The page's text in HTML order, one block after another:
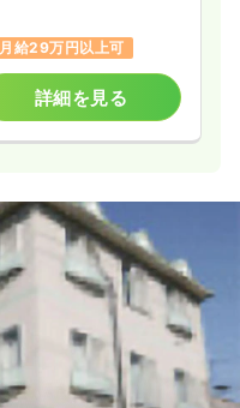
月給29万円以上可
詳細を見る